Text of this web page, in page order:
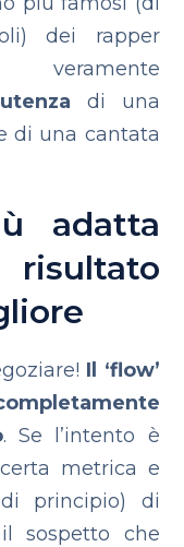
dei rapper
veramente
di una
di una cantata
adatta
Il ‘flow’
. Se l’intento è
metrica e
principio) di
sospetto che